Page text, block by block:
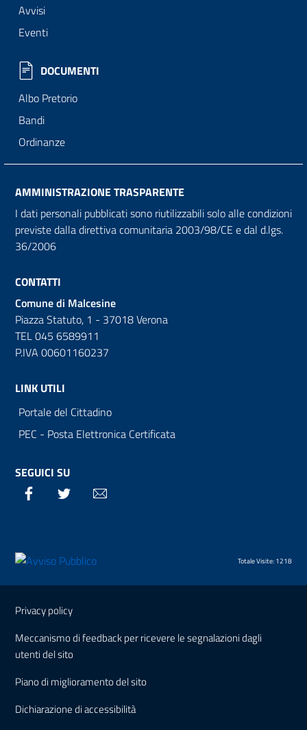
Avvisi
Eventi
DOCUMENTI
Albo Pretorio
Bandi
Ordinanze
AMMINISTRAZIONE TRASPARENTE
I dati personali pubblicati sono riutilizzabili solo alle condizioni
previste dalla direttiva comunitaria 2003/98/CE e dal d.lgs.
36/2006
CONTATTI
Comune di Malcesine
Piazza Statuto, 1 - 37018 Verona
TEL 045 6589911
P.IVA 00601160237
LINK UTILI
Portale del Cittadino
PEC - Posta Elettronica Certificata
SEGUICI SU
Facebook Twitter
Totale Visite: 1218
Sezione Link Utili
Privacy policy
Meccanismo di feedback per ricevere le segnalazioni dagli
utenti del sito
Piano di miglioramento del sito
Dichiarazione di accessibilità